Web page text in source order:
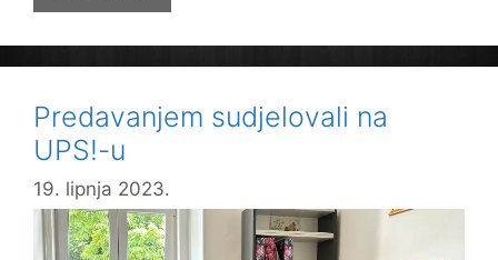
rekreativni
susret
osmaša
Predavanjem sudjelovali na
UPS!-u
19. lipnja 2023.